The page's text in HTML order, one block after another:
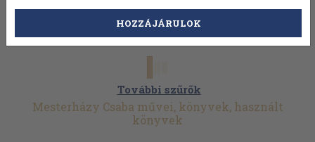
További szűrők
Mesterházy Csaba művei, könyvek, használt
könyvek
HOZZÁJÁRULOK